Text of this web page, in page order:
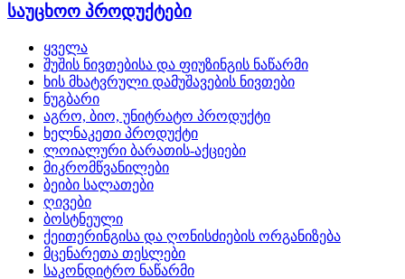
საუცხოო პროდუქტები
ყველა
შუშის ნივთებისა და ფიუზინგის ნაწარმი
ხის მხატვრული დამუშავების ნივთები
ნუგბარი
აგრო, ბიო, უნიტრატო პროდუქტი
ხელნაკეთი პროდუქტი
ლოიალური ბარათის-აქციები
მიკრომწვანილები
ბეიბი სალათები
ღივები
ბოსტნეული
ქეითერინგისა და ღონისძიების ორგანიზება
მცენარეთა თესლები
საკონდიტრო ნაწარმი